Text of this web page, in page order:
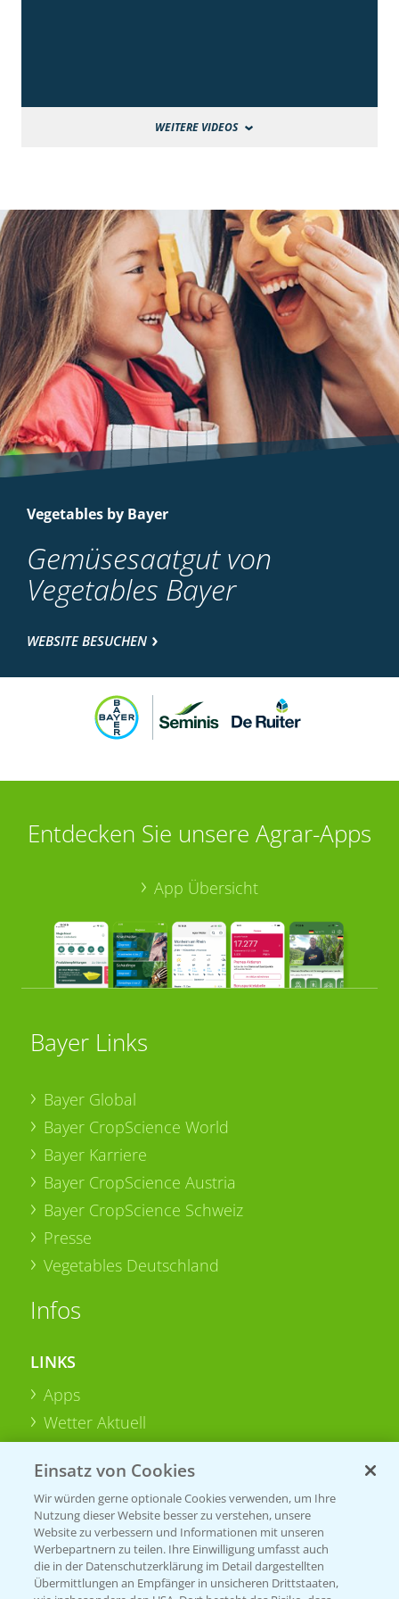
WEITERE VIDEOS
Vegetables by Bayer
Gemüsesaatgut von
Vegetables Bayer
WEBSITE BESUCHEN
Entdecken Sie unsere Agrar-Apps
App Übersicht
Bayer Links
Bayer Global
Bayer CropScience World
Bayer Karriere
Bayer CropScience Austria
Bayer CropScience Schweiz
Presse
Vegetables Deutschland
Infos
LINKS
Apps
Wetter Aktuell
BROSCHÜREN
Ackerbau
Saatgut
Sonderkulturen
Einsatz von Cookies
Wir würden gerne optionale Cookies verwenden, um Ihre
Nutzung dieser Website besser zu verstehen, unsere
Website zu verbessern und Informationen mit unseren
Werbepartnern zu teilen. Ihre Einwilligung umfasst auch
die in der Datenschutzerklärung im Detail dargestellten
Übermittlungen an Empfänger in unsicheren Drittstaaten,